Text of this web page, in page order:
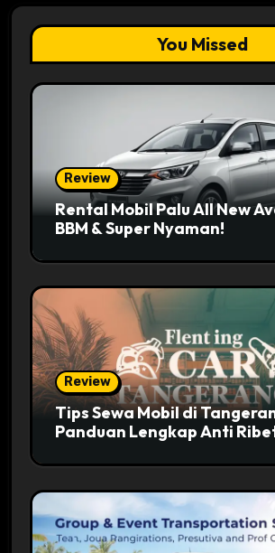
You Missed
Review
Rental Mobil Palu All New
BBM & Super Nyaman!
Review
Tips Sewa Mobil di
Panduan Lengkap Anti